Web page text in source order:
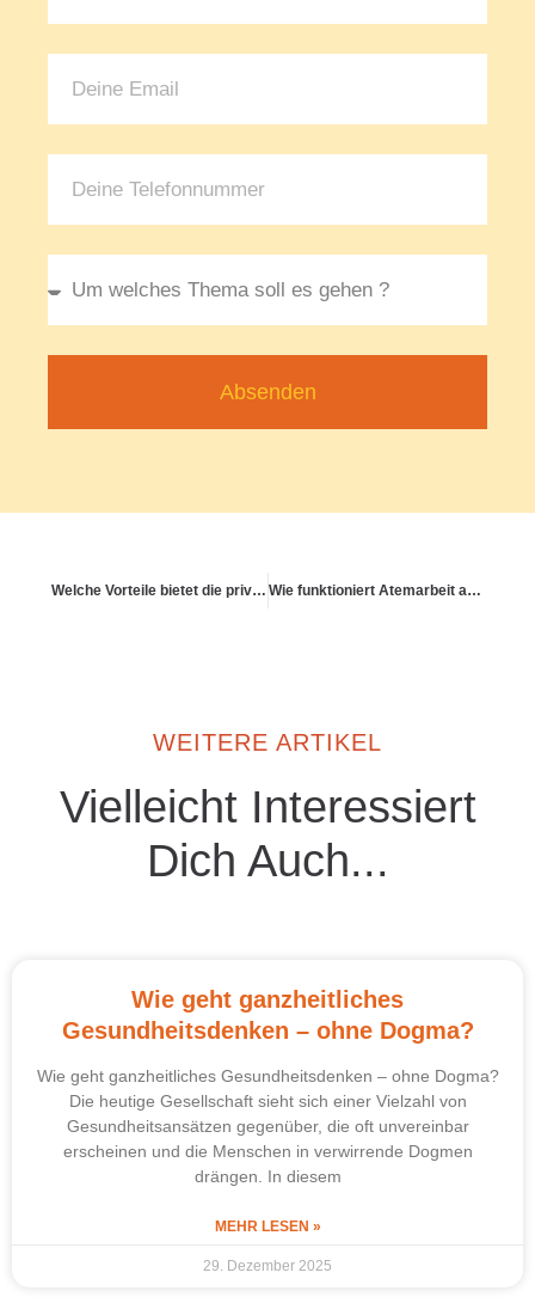
Absenden
Welche Vorteile bietet die private Krankenversicherung für Selbstständige? Wie funktioniert Atemarbeit als Brücke zwischen Körper & Seele?
WEITERE ARTIKEL
Vielleicht Interessiert
Dich Auch...
Wie geht ganzheitliches
Gesundheitsdenken – ohne Dogma?
Wie geht ganzheitliches Gesundheitsdenken – ohne Dogma?
Die heutige Gesellschaft sieht sich einer Vielzahl von
Gesundheitsansätzen gegenüber, die oft unvereinbar
erscheinen und die Menschen in verwirrende Dogmen
drängen. In diesem
MEHR LESEN »
29. Dezember 2025